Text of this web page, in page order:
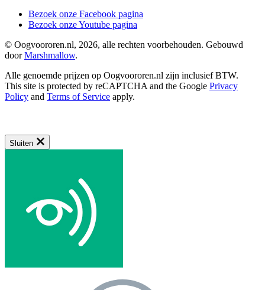
Bezoek onze Facebook pagina
Bezoek onze Youtube pagina
© Oogvoororen.nl, 2026, alle rechten voorbehouden. Gebouwd
doorMarshmallow.
Alle genoemde prijzen op Oogvoororen.nl zijn inclusief BTW.
This site is protected by reCAPTCHA and the Google Privacy
Policy and Terms of Service apply.
Sluiten